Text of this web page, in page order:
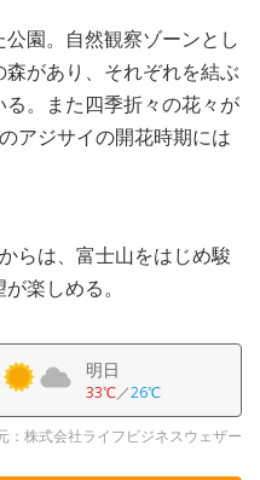
園。自然観察ゾーンとし
があり、それぞれを結ぶ
。また四季折々の花々が
アジサイの開花時期には
らは、富士山をはじめ駿
楽しめる。
明日
33℃／26℃
：株式会社ライフビジネスウェザー